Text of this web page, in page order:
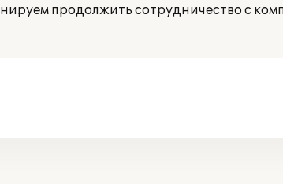
продолжить сотрудничество с